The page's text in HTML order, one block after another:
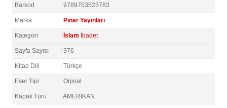
Barkod : 9789753523783
Marka : Pınar Yayınları
Kategori : İslam İbadet
Sayfa Sayısı : 376
Kitap Dili : Türkçe
Eser Tipi : Orjinal
Kapak Türü : AMERİKAN